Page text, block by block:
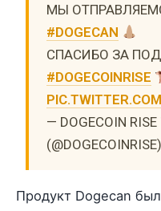
МЫ
#DOGECAN
СПАСИБО ЗА
#DOGECOINRISE
— DOGECOIN RISE
(@DOGECOINRISE)
Продукт Dogecan